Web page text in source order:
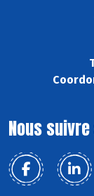
Nous